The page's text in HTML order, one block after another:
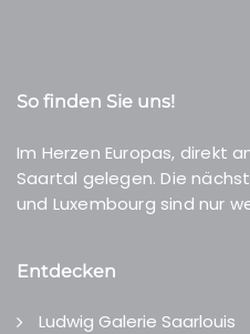
So finden Sie uns!
Im Herzen Europas, direkt
Saartal gelegen. Die
und Luxembourg sind nur
Entdecken
Ludwig Galerie Saarlouis